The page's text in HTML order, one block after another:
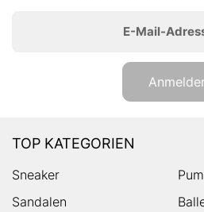
E-Mail-
TOP KATEGORIEN
Sneaker
Sandalen